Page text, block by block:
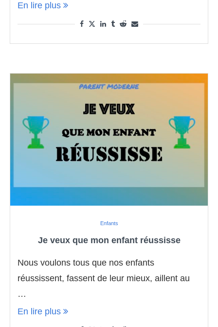
En lire plus
Enfants
Je veux que mon enfant réussisse
Nous voulons tous que nos enfants
réussissent, fassent de leur mieux, aillent au
…
En lire plus